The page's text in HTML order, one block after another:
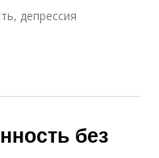
депрессия
без